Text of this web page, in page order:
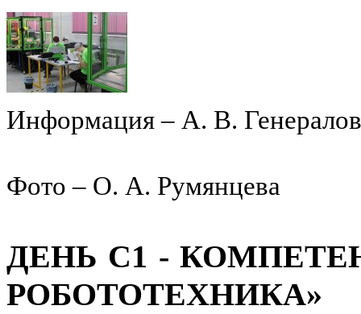
Информация – А. В. Генералов
Фото – О. А. Румянцева
ДЕНЬ С1 -
РОБОТОТЕХНИКА»